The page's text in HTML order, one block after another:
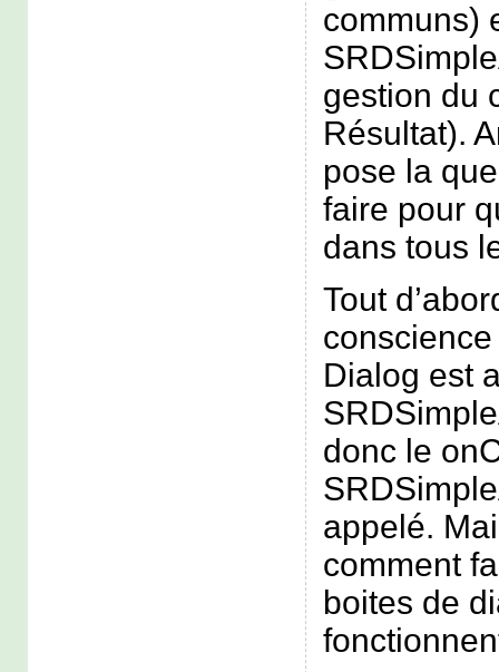
communs)
gestion du
Résultat).
pose la
faire pour
dans tous
Tout
Dialog est
donc le
appelé.
comment
boites de